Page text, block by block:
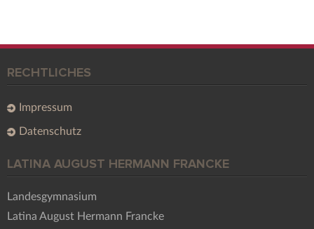
RECHTLICHES
Impressum
Datenschutz
LATINA AUGUST HERMANN FRANCKE
Landesgymnasium
Latina August Hermann Francke